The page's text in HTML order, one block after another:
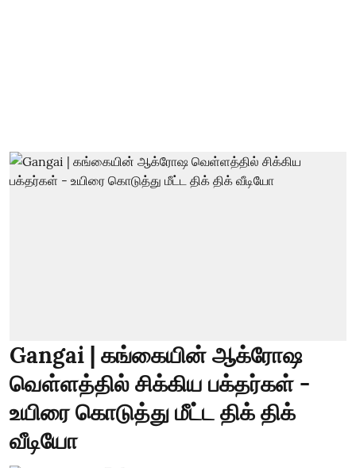
Gangai | கங்கையின் ஆக்ரோஷ
வெள்ளத்தில் சிக்கிய பக்தர்கள் -
உயிரை கொடுத்து மீட்ட திக் திக்
வீடியோ